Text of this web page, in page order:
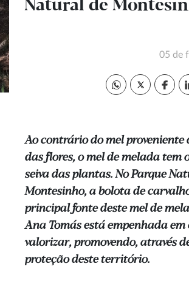
Natural de
05 de
Ao contrário do mel proveniente
das flores, o mel de melada tem
seiva das plantas. No Parque
Montesinho, a bolota de
principal fonte deste mel de
Ana Tomás está empenhada em
valorizar, promovendo, através
proteção deste território.